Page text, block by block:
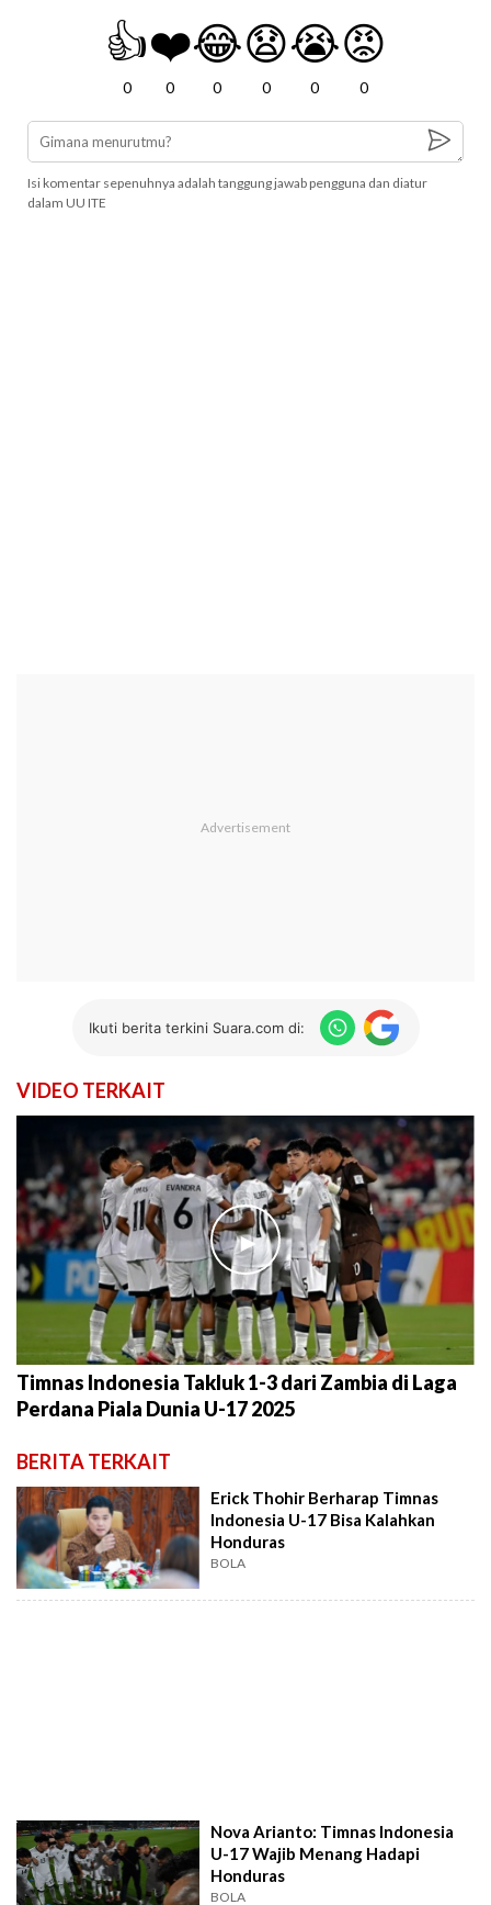
👍
0
❤️
0
😂
0
😧
0
😭
0
😡
0
Isi komentar sepenuhnya adalah tanggung jawab pengguna dan diatur
dalam UU ITE
Ikuti berita terkini Suara.com di:
VIDEO TERKAIT
►
Timnas Indonesia Takluk 1-3 dari Zambia di Laga
Perdana Piala Dunia U-17 2025
BERITA TERKAIT
Erick Thohir Berharap Timnas
Indonesia U-17 Bisa Kalahkan
Honduras
BOLA
Nova Arianto: Timnas Indonesia
U-17 Wajib Menang Hadapi
Honduras
BOLA